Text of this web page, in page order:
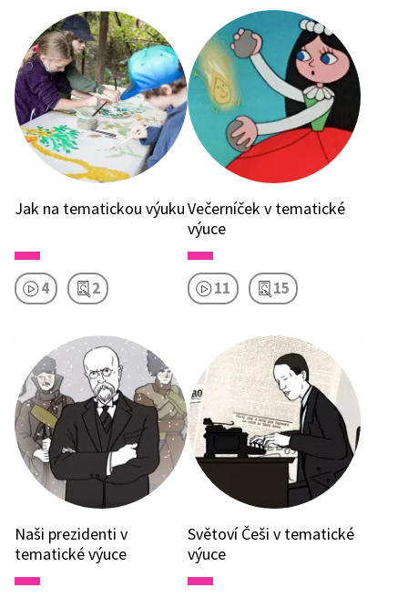
Jak na tematickou výuku
4 2
Večerníček v tematické
výuce
11 15
Naši prezidenti v
tematické výuce
Světoví Češi v tematické
výuce